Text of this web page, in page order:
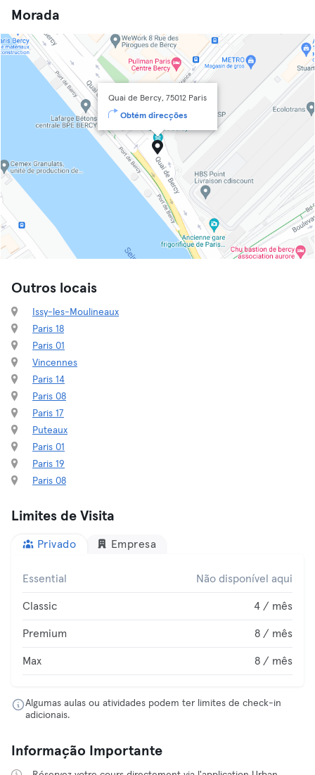
Morada
Quai de Bercy, 75012 Paris
Obtém direcções
Outros locais
Issy-les-Moulineaux
Paris 18
Paris 01
Vincennes
Paris 14
Paris 08
Paris 17
Puteaux
Paris 01
Paris 19
Paris 08
Limites de Visita
Privado Empresa
Essential Não disponível aqui
Classic 4 / mês
Premium 8 / mês
Max 8 / mês
Algumas aulas ou atividades podem ter limites de check-in
adicionais.
Informação Importante